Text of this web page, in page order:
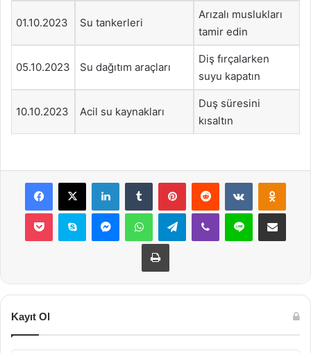
01.10.2023 Su tankerleri
Arızalı muslukları
tamir edin
05.10.2023 Su dağıtım araçları
Diş fırçalarken
suyu kapatın
10.10.2023 Acil su kaynakları
Duş süresini
kısaltın
Facebook
X LinkedInTumblr PinterestReddit VKontakte
Pocket Skype MessengerWhatsAppTelegramViber Line E-Posta ile
Yazdır
Kayıt Ol